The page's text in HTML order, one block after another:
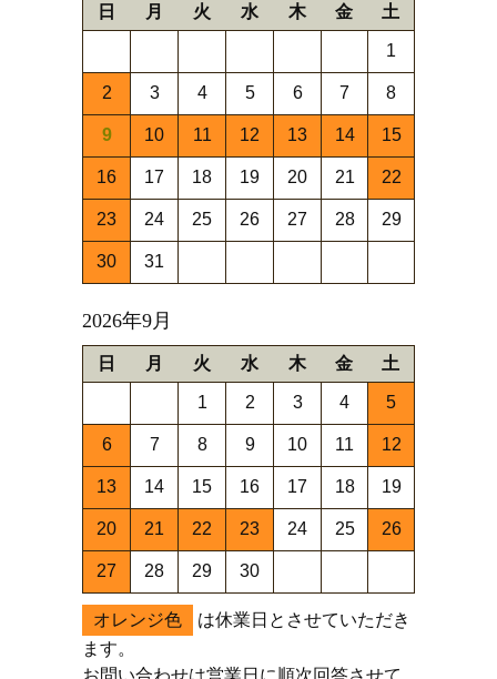
日 月 火 水 木 金 土
1
2 3 4 5 6 7 8
9 10 11 12 13 14 15
16 17 18 19 20 21 22
23 24 25 26 27 28 29
30 31
2026年9月
日 月 火 水 木 金 土
1 2 3 4 5
6 7 8 9 10 11 12
13 14 15 16 17 18 19
20 21 22 23 24 25 26
27 28 29 30
オレンジ色
は休業日とさせていただき
ます。
お問い合わせは営業日に順次回答させて